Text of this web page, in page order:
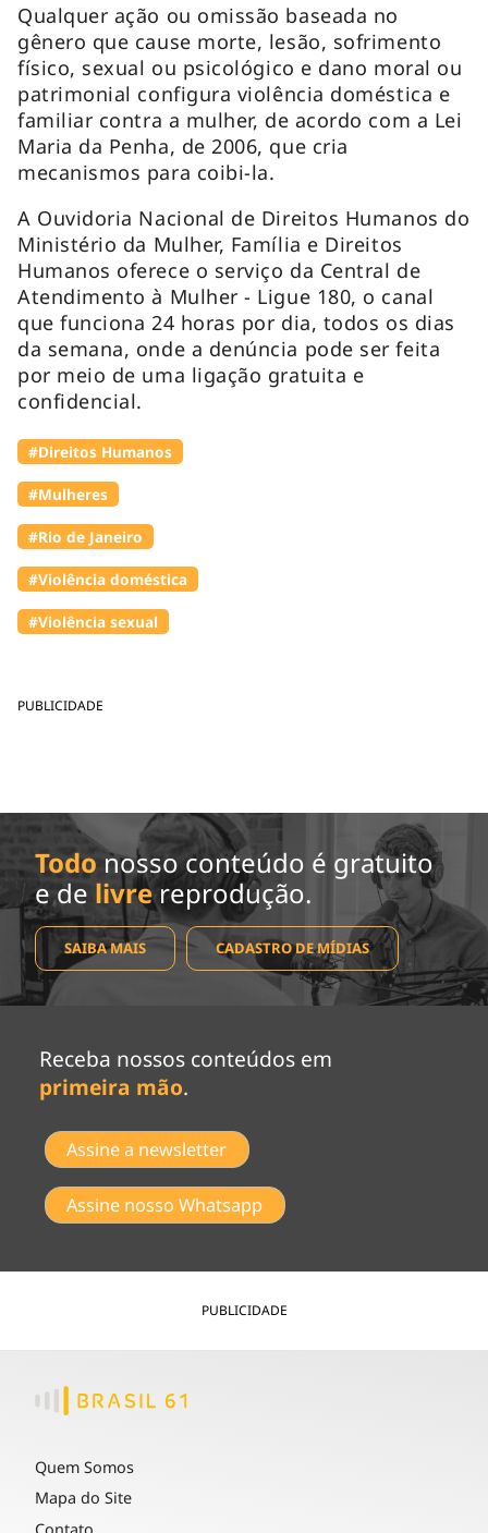
PUBLICIDADE
Qualquer ação ou omissão baseada no
gênero que cause morte, lesão, sofrimento
físico, sexual ou psicológico e dano moral ou
patrimonial configura violência doméstica e
familiar contra a mulher, de acordo com a Lei
Maria da Penha, de 2006, que cria
mecanismos para coibi-la.
A Ouvidoria Nacional de Direitos Humanos do
Ministério da Mulher, Família e Direitos
Humanos oferece o serviço da Central de
Atendimento à Mulher - Ligue 180, o canal
que funciona 24 horas por dia, todos os dias
da semana, onde a denúncia pode ser feita
por meio de uma ligação gratuita e
confidencial.
#Direitos Humanos
#Mulheres
#Rio de Janeiro
#Violência doméstica
#Violência sexual
Todo nosso conteúdo é gratuito
e de livrereprodução.
SAIBA MAIS CADASTRO DE MÍDIAS
Receba nossos conteúdos em
primeira mão.
Assine a newsletter
Assine nosso Whatsapp
PUBLICIDADE
Quem Somos
Mapa do Site
Contato